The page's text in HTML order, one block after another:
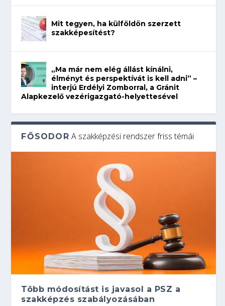
Mit tegyen, ha külföldön szerzett
szakképesítést?
„Ma már nem elég állást kínálni,
élményt és perspektívát is kell adni” –
interjú Erdélyi Zomborral, a Gránit
Alapkezelő vezérigazgató-helyettesével
FŐSODOR A szakképzési rendszer friss témái
Több módosítást is javasol a PSZ a
szakképzés szabályozásában